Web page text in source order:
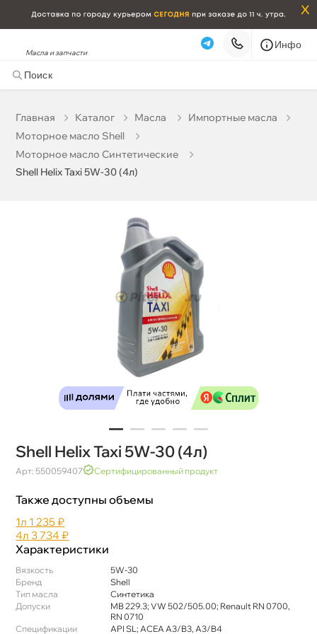
x
Масла и запчасти
Инфо
Главная Катало Масла
Импортные масла
Моторное масло Shell
Моторное масло Синтетические
Shell Helix Taxi 5W-30 (4л)
Shell Helix Taxi 5W-30 (4л)
Арт: 550059407 Сертифицированный продукт
Также доступны объемы
1л 1 235 ₽
4л 3 734 ₽
Характеристики
язкость
5W-30
Бренд
Shell
Тип масла
Синтетика
Допуски
MB 229.3; VW 502/505.00; Renault RN 0700,
RN 0710
Спецификации
API SL; ACEA A3/B3, A3/B4
Бесплатная Завтра, 07.08 (при заказе от 2000₽)
Срочная за 2 ч – 399 ₽